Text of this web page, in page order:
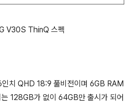
V30S ThinQ 스펙
인치 QHD 18:9 풀비전이며 6GB RAM
128GB가 없이 64GB만 출시가 되어